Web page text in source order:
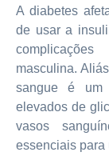
A diabetes
de usar a
masculina.
sangue é um
elevados de
vasos
essenciais para